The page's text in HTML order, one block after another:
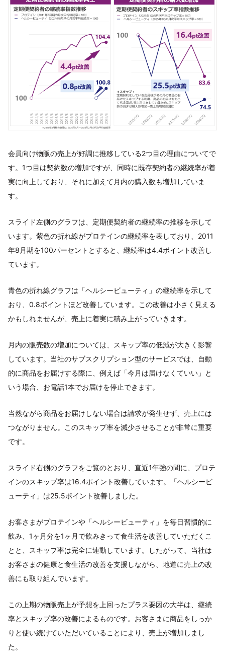
会員向け物販の売上が好調に推移している2つ目の理由についてで
す。1つ目は契約数の増加ですが、同時に既存契約者の継続率が着
実に向上しており、それに加えて月内の購入数も増加していま
す。
スライド左側のグラフは、定期便契約者の継続率の推移を示して
います。紫色の折れ線がプロテインの継続率を表しており、2011
年8月期を100パーセントとすると、継続率は4.4ポイント改善し
ています。
青色の折れ線グラフは「ヘルシービューティ」の継続率を示して
おり、0.8ポイントほど改善しています。この改善は小さく見える
かもしれませんが、売上に着実に積み上がっていきます。
月内の販売数の増加については、スキップ率の低減が大きく影響
しています。当社のサブスクリプション型のサービスでは、自動
的に商品をお届けする際に、例えば「今月は届けなくていい」と
いう場合、お電話1本でお届けを停止できます。
当然ながら商品をお届けしない場合は請求が発生せず、売上には
つながりません。このスキップ率を減少させることが非常に重要
です。
スライド右側のグラフをご覧のとおり、直近1年強の間に、プロテ
インのスキップ率は16.4ポイント改善しています。「ヘルシービ
ューティ」は25.5ポイント改善しました。
お客さまがプロテインや「ヘルシービューティ」を毎日習慣的に
飲み、1ヶ月分を1ヶ月で飲みきって食生活を改善していただくこ
とと、スキップ率は完全に連動しています。したがって、当社は
お客さまの健康と食生活の改善を支援しながら、地道に売上の改
善にも取り組んでいます。
この上期の物販売上が予想を上回ったプラス要因の大半は、継続
率とスキップ率の改善によるものです。お客さまに商品をしっか
りと使い続けていただいていることにより、売上が増加しまし
た。